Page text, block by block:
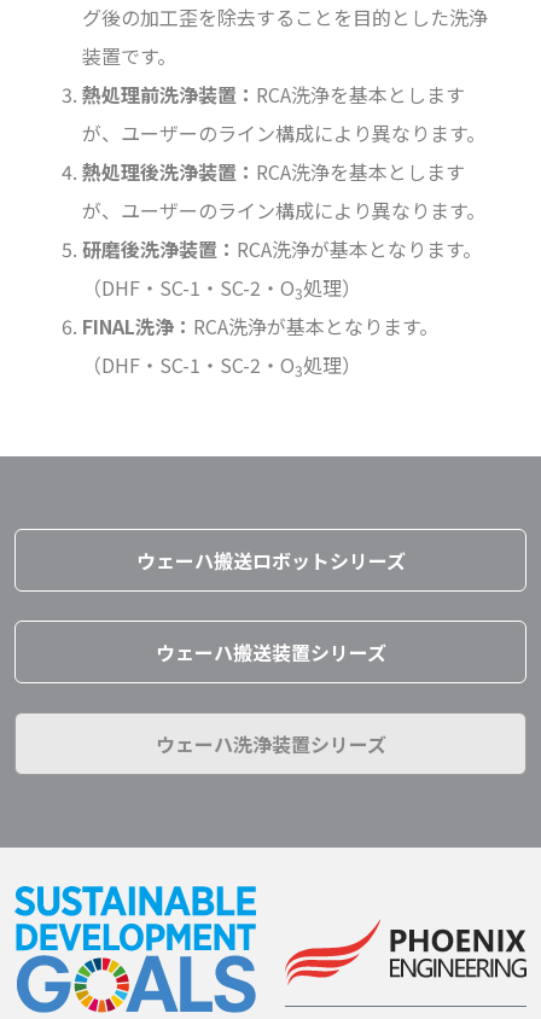
グ後の加工歪を除去することを目的とした洗浄
装置です。
熱処理前洗浄装置： RCA洗浄を基本とします
が、ユーザーのライン構成により異なります。
熱処理後洗浄装置： RCA洗浄を基本とします
が、ユーザーのライン構成により異なります。
研磨後洗浄装置： RCA洗浄が基本となります。
（DHF・SC-1・SC-2・O3処理）
FINAL洗浄： RCA洗浄が基本となります。
（DHF・SC-1・SC-2・O3処理）
ウェーハ搬送ロボットシリーズ
ウェーハ搬送装置シリーズ
ウェーハ洗浄装置シリーズ